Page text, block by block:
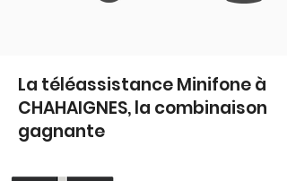
La téléassistance Minifone à
CHAHAIGNES, la combinaison
gagnante